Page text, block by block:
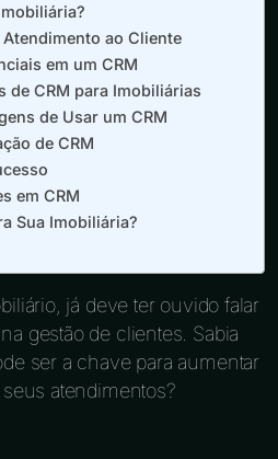
ao Cliente
em um CRM
de CRM para Imobiliárias
de Usar um CRM
de CRM
em CRM
Sua Imobiliária?
já deve ter ouvido falar
na gestão de clientes. Sabia
ser a chave para aumentar
atendimentos?